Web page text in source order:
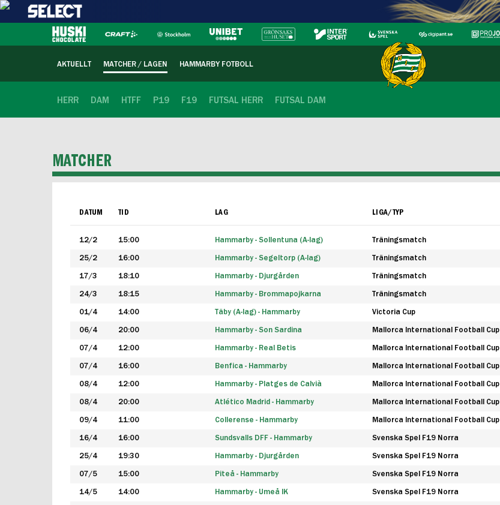
AKTUELLT MATCHER / LAGEN HAMMARBY FOTBOLL
HERR DAM HTFF P19 F19 FUTSAL HERR FUTSAL DAM
MATCHER
DATUM TID LAG LIGA/TYP
12/2 15:00 Hammarby - Sollentuna (A-lag) Träningsmatch
25/2 16:00 Hammarby - Segeltorp (A-lag) Träningsmatch
17/3 18:10 Hammarby - Djurgården Träningsmatch
24/3 18:15 Hammarby - Brommapojkarna Träningsmatch
01/4 14:00 Täby (A-lag) - Hammarby Victoria Cup
06/4 20:00 Hammarby - Son Sardina Mallorca International Football Cup
07/4 12:00 Hammarby - Real Betis Mallorca International Football Cup
07/4 16:00 Benfica - Hammarby Mallorca International Football Cup
08/4 12:00 Hammarby - Platges de Calvià Mallorca International Football Cup
08/4 20:00 Atlético Madrid - Hammarby Mallorca International Football Cup
09/4 11:00 Collerense - Hammarby Mallorca International Football Cup
16/4 16:00 Sundsvalls DFF - Hammarby Svenska Spel F19 Norra
25/4 19:30 Hammarby - Djurgården Svenska Spel F19 Norra
07/5 15:00 Piteå - Hammarby Svenska Spel F19 Norra
14/5 14:00 Hammarby - Umeå IK Svenska Spel F19 Norra